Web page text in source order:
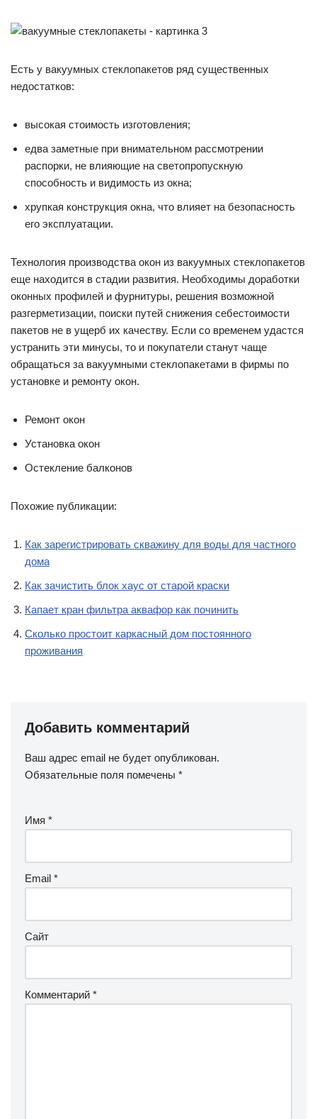
Есть у вакуумных стеклопакетов ряд существенных
недостатков:
высокая стоимость изготовления;
едва заметные при внимательном рассмотрении
распорки, не влияющие на светопропускную
способность и видимость из окна;
хрупкая конструкция окна, что влияет на безопасность
его эксплуатации.
Технология производства окон из вакуумных стеклопакетов
еще находится в стадии развития. Необходимы доработки
оконных профилей и фурнитуры, решения возможной
разгерметизации, поиски путей снижения себестоимости
пакетов не в ущерб их качеству. Если со временем удастся
устранить эти минусы, то и покупатели станут чаще
обращаться за вакуумными стеклопакетами в фирмы по
установке и ремонту окон.
Ремонт окон
Установка окон
Остекление балконов
Похожие публикации:
Как зарегистрировать скважину для воды для частного
дома
Как зачистить блок хаус от старой краски
Капает кран фильтра аквафор как починить
Сколько простоит каркасный дом постоянного
проживания
Добавить комментарий
Ваш адрес email не будет опубликован.
Обязательные поля помечены *
Имя *
Email *
Сайт
Комментарий *